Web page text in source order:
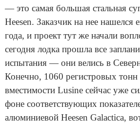
— это самая большая стальная
Heesen. Заказчик на нее нашелся
года, и проект тут же начали
сегодня лодка прошла все
испытания — они велись в
Конечно, 1060 регистровых тонн
вместимости Lusine сейчас уже
фоне соответствующих
алюминиевой Heesen Galactica,